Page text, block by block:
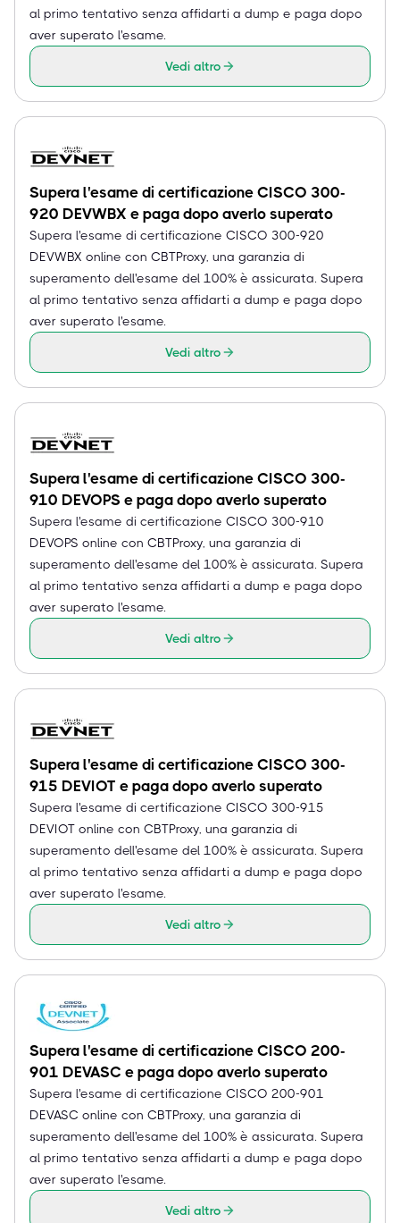
al primo tentativo senza affidarti a dump e paga dopo
aver superato l'esame.
Vedi altro
Supera l'esame di certificazione CISCO 300-
920 DEVWBX e paga dopo averlo superato
Supera l'esame di certificazione CISCO 300-920
DEVWBX online con CBTProxy, una garanzia di
superamento dell'esame del 100% è assicurata. Supera
al primo tentativo senza affidarti a dump e paga dopo
aver superato l'esame.
Vedi altro
Supera l'esame di certificazione CISCO 300-
910 DEVOPS e paga dopo averlo superato
Supera l'esame di certificazione CISCO 300-910
DEVOPS online con CBTProxy, una garanzia di
superamento dell'esame del 100% è assicurata. Supera
al primo tentativo senza affidarti a dump e paga dopo
aver superato l'esame.
Vedi altro
Supera l'esame di certificazione CISCO 300-
915 DEVIOT e paga dopo averlo superato
Supera l'esame di certificazione CISCO 300-915
DEVIOT online con CBTProxy, una garanzia di
superamento dell'esame del 100% è assicurata. Supera
al primo tentativo senza affidarti a dump e paga dopo
aver superato l'esame.
Vedi altro
Supera l'esame di certificazione CISCO 200-
901 DEVASC e paga dopo averlo superato
Supera l'esame di certificazione CISCO 200-901
DEVASC online con CBTProxy, una garanzia di
superamento dell'esame del 100% è assicurata. Supera
al primo tentativo senza affidarti a dump e paga dopo
aver superato l'esame.
Vedi altro